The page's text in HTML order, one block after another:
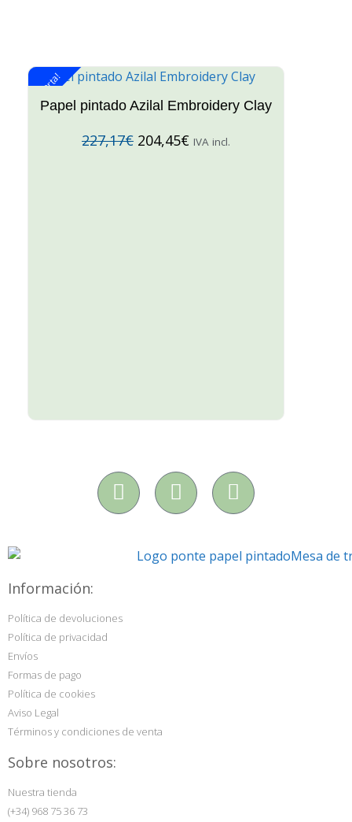
¡Oferta!
Papel pintado Azilal Embroidery Clay
227,17€ 204,45€ IVA incl.
Información:
Política de devoluciones
Política de privacidad
Envíos
Formas de pago
Política de cookies
Aviso Legal
Términos y condiciones de venta
Sobre nosotros:
Nuestra tienda
(+34) 968 75 36 73